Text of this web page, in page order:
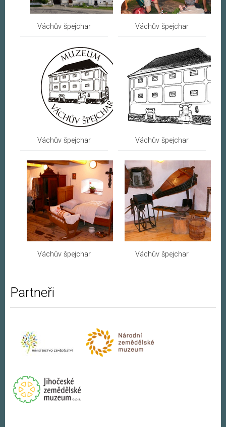
Váchův špejchar Váchův špejchar
Váchův špejchar Váchův špejchar
Váchův špejchar Váchův špejchar
Partneři